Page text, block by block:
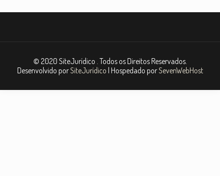
© 2020 SiteJurídico . Todos os Direitos Reservados.
Desenvolvido porSiteJurídico | Hospedado porSevenWebHost